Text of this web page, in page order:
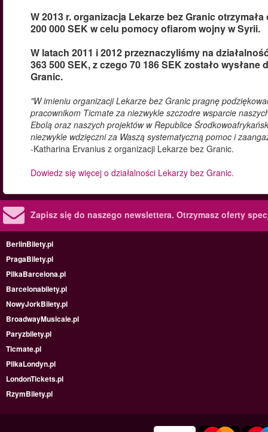
W 2013 r. organizacja Lekarze bez Granic
200 000 SEK w celu pomocy ofiarom wojny w Syrii.
W latach 2011 i 2012 przeznaczyliśmy na
363 500 SEK, z czego 70 186 SEK zostało wysłane
Granic.
"W imieniu organizacji Lekarze bez Granic pragnę
pracownikom Ticmate za niezwykle szczodre wsparcie
Ebolą oraz naszych projektów w Republice
niezwykle wdzięczni za Waszą systematyczną pomoc i
-Katharina Ervanius z organizacji Lekarze bez Granic.
Dowiedz się więcej o działalności Lekarzy bez Granic.
Zapisz się do naszego newslettera. Otrzymasz oferty
BerlinBilety.pl
PragaBilety.pl
PilkaBarcelona.pl
Barcelonabilety.pl
NowyJorkBilety.pl
BroadwayMusicale.pl
Paryzbilety.pl
Ticmate.pl
PilkaLondyn.pl
LondonTickets.pl
RzymBilety.pl